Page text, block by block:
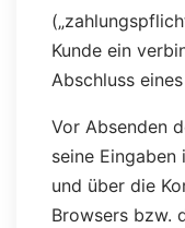
Kunde ein
Abschluss
Vor Absenden
seine
und über die
Browsers bzw.